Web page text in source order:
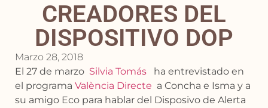
CREADORES DEL
DISPOSITIVO DOP
Marzo 28, 2018
El 27 de marzo Silvia Tomás
ha entrevistado en
el programa València Directe a Concha e Isma y a
su amigo Eco para hablar del Disposivo de Alerta